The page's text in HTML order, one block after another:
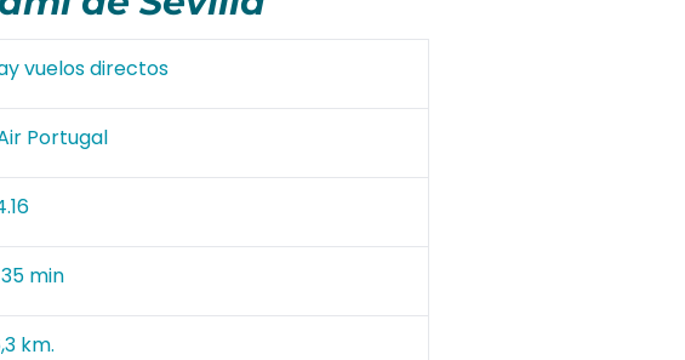
vuelos directos
Portugal
min
km.